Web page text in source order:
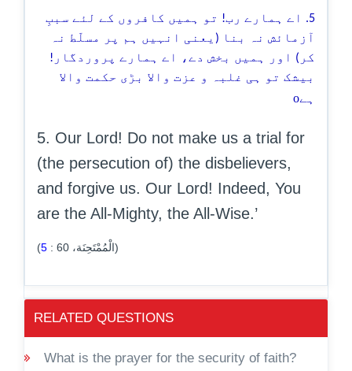
5. اے ہمارے رب! تو ہمیں کافروں کے لئے سببِ
آزمائش نہ بنا (یعنی انہیں ہم پر مسلّط نہ
کر) اور ہمیں بخش دے، اے ہمارے پروردگار!
بیشک تو ہی غلبہ و عزت والا بڑی حکمت والا
ہےo
5. Our Lord! Do not make us a trial for
(the persecution of) the disbelievers,
and forgive us. Our Lord! Indeed, You
are the All-Mighty, the All-Wise.’
(الْمُمْتَحِنَة، 60
:
5 )
RELATED QUESTIONS
What is the prayer for the security of faith?